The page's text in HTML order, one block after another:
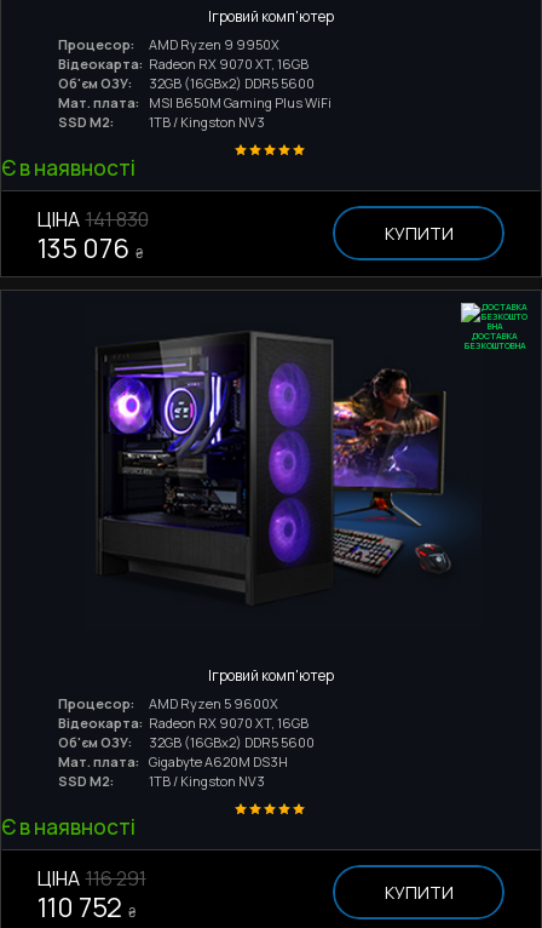
Ігровий комп'ютер
Процесор:
AMD Ryzen 9 9950X
Відеокарта: Radeon RX 9070 XT, 16GB
Об'єм ОЗУ:
32GB (16GBx2) DDR5 5600
Мат. плата:
MSI B650M Gaming Plus WiFi
SSD M2:
1TB / Kingston NV3
Є в наявності
ЦІНА 141 830
135 076 ₴
КУПИТИ
ДОСТАВКА
БЕЗКОШТОВНА
Ігровий комп'ютер
Процесор:
AMD Ryzen 5 9600X
Відеокарта: Radeon RX 9070 XT, 16GB
Об'єм ОЗУ:
32GB (16GBx2) DDR5 5600
Мат. плата:
Gigabyte A620M DS3H
SSD M2:
1TB / Kingston NV3
Є в наявності
ЦІНА 116 291
110 752 ₴
КУПИТИ